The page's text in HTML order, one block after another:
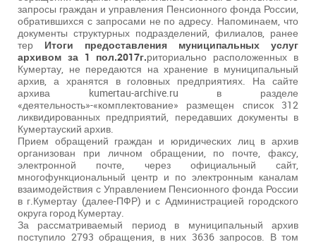
запросы граждан и управления Пенсионного фонда России,
обратившихся с запросами не по адресу. Напоминаем, что
документы структурных подразделений, филиалов, ранее
тер Итоги предоставления муниципальных услуг
архивом за 1 пол.2017г.риториально расположенных в
Кумертау, не передаются на хранение в муниципальный
архив, а хранятся в головных предприятиях. На сайте
архива kumertau-archive.ru в разделе
«деятельность»-«комплектование» размещен список 312
ликвидированных предприятий, передавших документы в
Кумертауский архив.
Прием обращений граждан и юридических лиц в архив
организован при личном обращении, по почте, факсу,
электронной почте, через официальный сайт,
многофункциональный центр и по электронным каналам
взаимодействия с Управлением Пенсионного фонда России
в г.Кумертау (далее-ПФР) и с Администрацией городского
округа город Кумертау.
За рассматриваемый период в муниципальный архив
поступило 2793 обращения, в них 3636 запросов. В том